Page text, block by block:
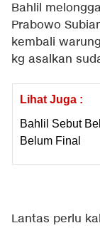
Bahlil
Prabowo
kembali
kg asalkan
Lihat Juga :
Bahlil Sebut
Belum Final
Lantas perlu